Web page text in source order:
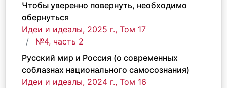
Чтобы уверенно повернуть, необходимо
обернуться
Идеи и идеалы, 2025 г., Том 17
№4, часть 2
Русский мир и Россия (о современных
соблазнах национального самосознания)
Идеи и идеалы, 2024 г., Том 16